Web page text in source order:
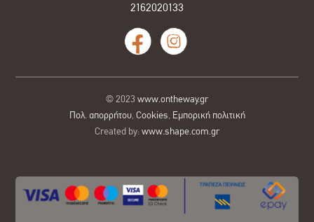
2162020133
© 2023 www.ontheway.gr
Πολ. απορρήτου,Cookies, Εμπορική πολιτική
Created by:www.shape.com.gr